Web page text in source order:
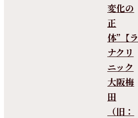
変化の
正
体”【ラ
ナクリ
ニック
大阪梅
田
（旧：